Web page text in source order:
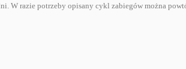
W razie potrzeby opisany cykl zabiegów można